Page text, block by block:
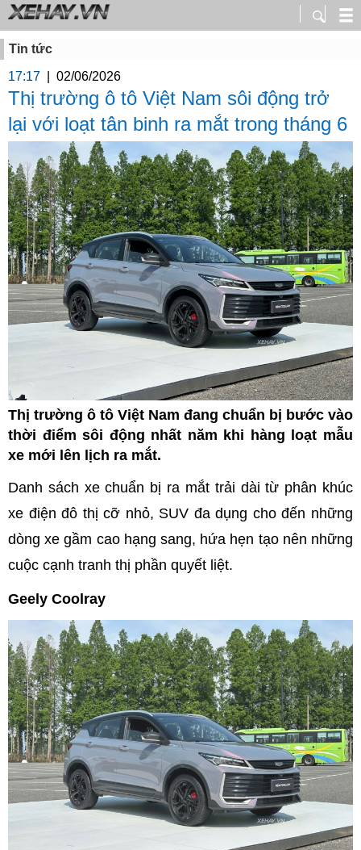
Tin tức
17:17
02/06/2026
Thị trường ô tô Việt Nam sôi động trở
lại với loạt tân binh ra mắt trong tháng 6
Thị trường ô tô Việt Nam đang chuẩn bị bước vào
thời điểm sôi động nhất năm khi hàng loạt mẫu
xe mới lên lịch ra mắt.
Danh sách xe chuẩn bị ra mắt trải dài từ phân khúc
xe điện đô thị cỡ nhỏ, SUV đa dụng cho đến những
dòng xe gầm cao hạng sang, hứa hẹn tạo nên những
cuộc cạnh tranh thị phần quyết liệt.
Geely Coolray